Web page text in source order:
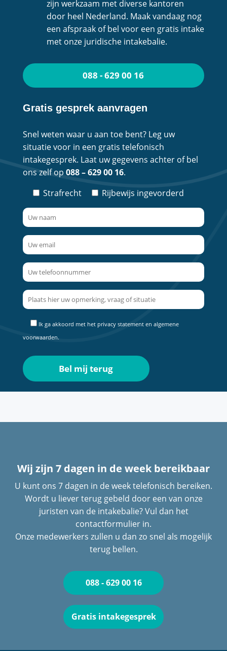
zijn werkzaam met diverse kantoren
door heel Nederland. Maak vandaag nog
een afspraak of bel voor een gratis intake
met onze juridische intakebalie.
088 - 629 00 16
Gratis gesprek aanvragen
Snel weten waar u aan toe bent? Leg uw
situatie voor in een gratis telefonisch
intakegesprek. Laat uw gegevens achter of bel
ons zelf op 088 – 629 00 16.
Strafrecht
Rijbewijs ingevorderd
Ik ga akkoord met het privacy statementen algemene
voorwaarden.
Wij zijn 7 dagen in de week bereikbaar
U kunt ons 7 dagen in de week telefonisch bereiken.
Wordt u liever terug gebeld door een van onze
juristen van de intakebalie? Vul dan het
contactformulier in.
Onze medewerkers zullen u dan zo snel als mogelijk
terug bellen.
088 - 629 00 16
Gratis intakegesprek